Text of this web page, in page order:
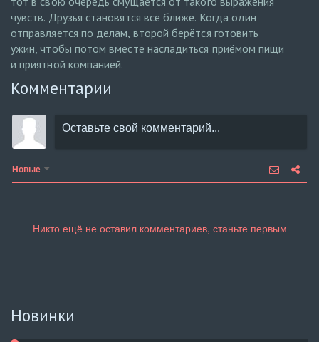
чувств. Друзья становятся всё ближе. Когда один
отправляется по делам, второй берётся готовить
ужин, чтобы потом вместе насладиться приёмом пищи
и приятной компанией.
Комментарии
Новые
Новинки